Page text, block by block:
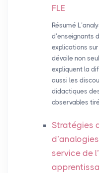
FLE
Résumé
d’enseignants
explications
dévoile non
expliquent la
aussi les
didactiques
observables
Stratégies
service de